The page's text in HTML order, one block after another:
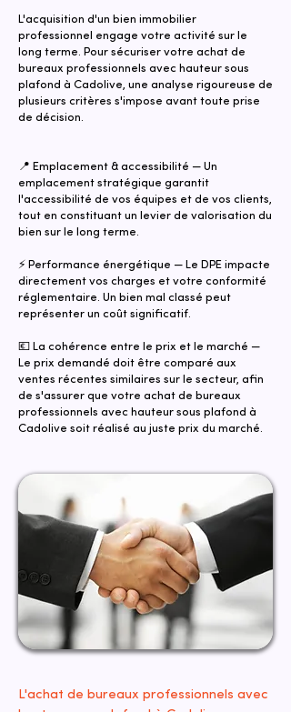
L'acquisition d'un bien immobilier
professionnel engage votre activité sur le
long terme. Pour sécuriser votre achat de
bureaux professionnels avec hauteur sous
plafond à Cadolive, une analyse rigoureuse de
plusieurs critères s'impose avant toute prise
de décision.
📍 Emplacement & accessibilité — Un
emplacement stratégique garantit
l'accessibilité de vos équipes et de vos clients,
tout en constituant un levier de valorisation du
bien sur le long terme.
⚡ Performance énergétique — Le DPE impacte
directement vos charges et votre conformité
réglementaire. Un bien mal classé peut
représenter un coût significatif.
💶 La cohérence entre le prix et le marché —
Le prix demandé doit être comparé aux
ventes récentes similaires sur le secteur, afin
de s'assurer que votre achat de bureaux
professionnels avec hauteur sous plafond à
Cadolive soit réalisé au juste prix du marché.
L'achat de bureaux professionnels avec